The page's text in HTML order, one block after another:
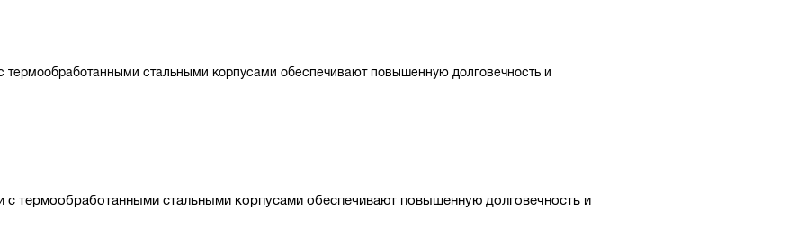
термообработанными стальными корпусами обеспечивают повышенную долговечность и
с термообработанными стальными корпусами обеспечивают повышенную долговечность и